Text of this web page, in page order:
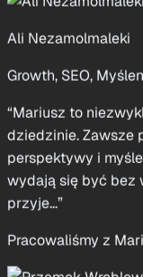
pochwalam Mariusza
Pracowaliśmy z
Ali Nezamolmaleki
Growth, SEO,
“Mariusz to
perspektywy i
wydają się być bez